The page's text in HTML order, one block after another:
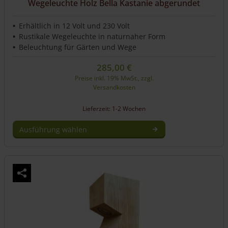
Wegeleuchte Holz Bella Kastanie abgerundet
Erhältlich in 12 Volt und 230 Volt
Rustikale Wegeleuchte in naturnaher Form
Beleuchtung für Gärten und Wege
285,00 €
Preise inkl. 19% MwSt., zzgl.
Versandkosten
Lieferzeit: 1-2 Wochen
Ausführung wählen
weist
mehrere
Varianten